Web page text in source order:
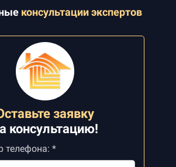
консультации экспертов
заявку
консультацию!
телефона: *